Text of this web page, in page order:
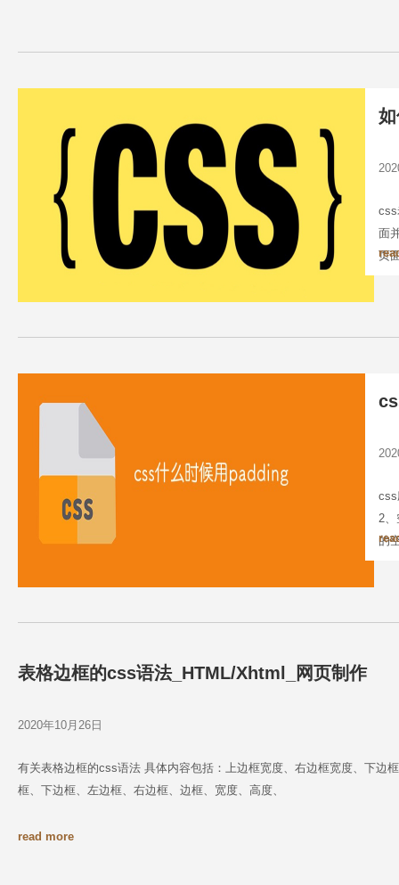
css
面
页
css
2、
的
表格边框的css语法_HTML/Xhtml_网页制作
2020年10月26日
有关表格边框的css语法 具体内容包括：上边框宽度、右边框宽度、下边
框、下边框、左边框、右边框、边框、宽度、高度、
read more